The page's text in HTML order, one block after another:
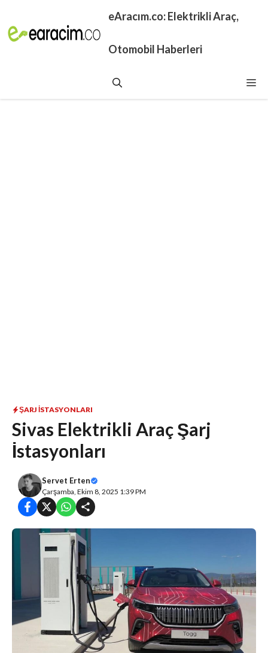
eAracım.co: Elektrikli Araç,
Otomobil Haberleri
ŞARJ İSTASYONLARI
Sivas Elektrikli Araç Şarj
İstasyonları
Servet Erten
Çarşamba, Ekim 8, 2025 1:39 PM